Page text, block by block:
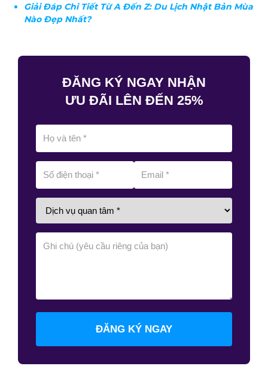
Giải Đáp Chi Tiết Từ A Đến Z: Du Lịch Nhật Bản Mùa
Nào Đẹp Nhất​?
ĐĂNG KÝ NGAY NHẬN
ƯU ĐÃI LÊN ĐẾN 25%
ĐĂNG KÝ NGAY